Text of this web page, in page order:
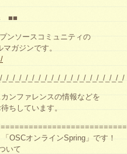
■■
ースコミュニティの
ンです。
_/_/_/_/_/_/_/_/_/_/_/_/_/_/_/_/_/_/
ンファレンスの情報などを
ちしています。
OSCオンラインSpring」です！
いて